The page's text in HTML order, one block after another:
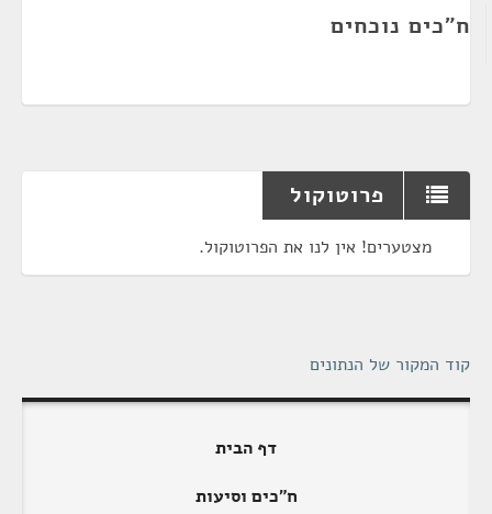
ח"כים נוכחים
פרוטוקול
מצטערים! אין לנו את הפרוטוקול.
קוד המקור של הנתונים
דף הבית
ח"כים וסיעות